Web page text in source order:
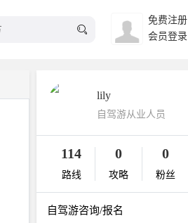
免费注册
会员登录
lily
自驾游从业人员
114
路线
0
攻略
0
粉丝
自驾游咨询/报名